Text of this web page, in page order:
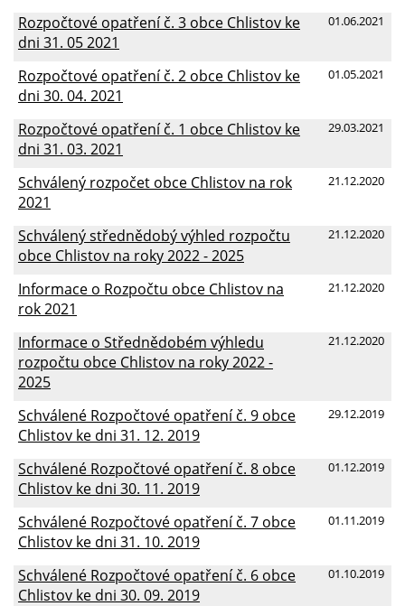
01.06.2021
Rozpočtové opatření č. 3 obce Chlistov ke
dni 31. 05 2021
01.05.2021
Rozpočtové opatření č. 2 obce Chlistov ke
dni 30. 04. 2021
29.03.2021
Rozpočtové opatření č. 1 obce Chlistov ke
dni 31. 03. 2021
21.12.2020
Schválený rozpočet obce Chlistov na rok
2021
21.12.2020
Schválený střednědobý výhled rozpočtu
obce Chlistov na roky 2022 - 2025
21.12.2020
Informace o Rozpočtu obce Chlistov na
rok 2021
21.12.2020
Informace o Střednědobém výhledu
rozpočtu obce Chlistov na roky 2022 -
2025
29.12.2019
Schválené Rozpočtové opatření č. 9 obce
Chlistov ke dni 31. 12. 2019
01.12.2019
Schválené Rozpočtové opatření č. 8 obce
Chlistov ke dni 30. 11. 2019
01.11.2019
Schválené Rozpočtové opatření č. 7 obce
Chlistov ke dni 31. 10. 2019
01.10.2019
Schválené Rozpočtové opatření č. 6 obce
Chlistov ke dni 30. 09. 2019